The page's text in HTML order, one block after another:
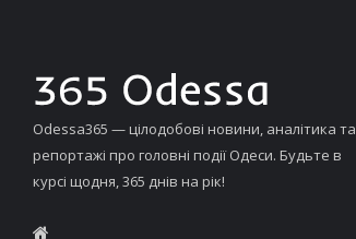
Odessa365 — цілодобові новини, аналітика та
репортажі про головні події Одеси. Будьте в
курсі щодня, 365 днів на рік!